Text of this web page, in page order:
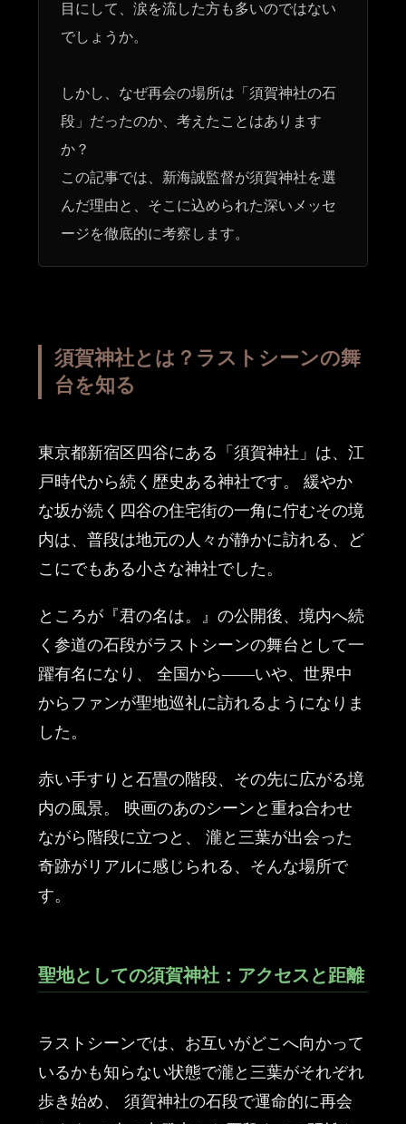
目にして、涙を流した方も多いのではない
でしょうか。
しかし、なぜ再会の場所は「須賀神社の石
段」だったのか、考えたことはあります
か？
この記事では、新海誠監督が須賀神社を選
んだ理由と、そこに込められた深いメッセ
ージを徹底的に考察します。
須賀神社とは？ラストシーンの舞
台を知る
東京都新宿区四谷にある「須賀神社」は、江
戸時代から続く歴史ある神社です。 緩やか
な坂が続く四谷の住宅街の一角に佇むその境
内は、普段は地元の人々が静かに訪れる、ど
こにでもある小さな神社でした。
ところが『君の名は。』の公開後、境内へ続
く参道の石段がラストシーンの舞台として一
躍有名になり、 全国から——いや、世界中
からファンが聖地巡礼に訪れるようになりま
した。
赤い手すりと石畳の階段、その先に広がる境
内の風景。 映画のあのシーンと重ね合わせ
ながら階段に立つと、 瀧と三葉が出会った
奇跡がリアルに感じられる、そんな場所で
す。
聖地としての須賀神社：アクセスと距離
ラストシーンでは、お互いがどこへ向かって
いるかも知らない状態で瀧と三葉がそれぞれ
歩き始め、 須賀神社の石段で運命的に再会